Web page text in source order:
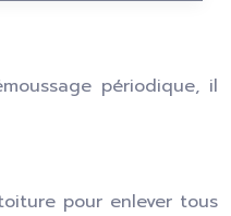
périodique, il
pour enlever tous